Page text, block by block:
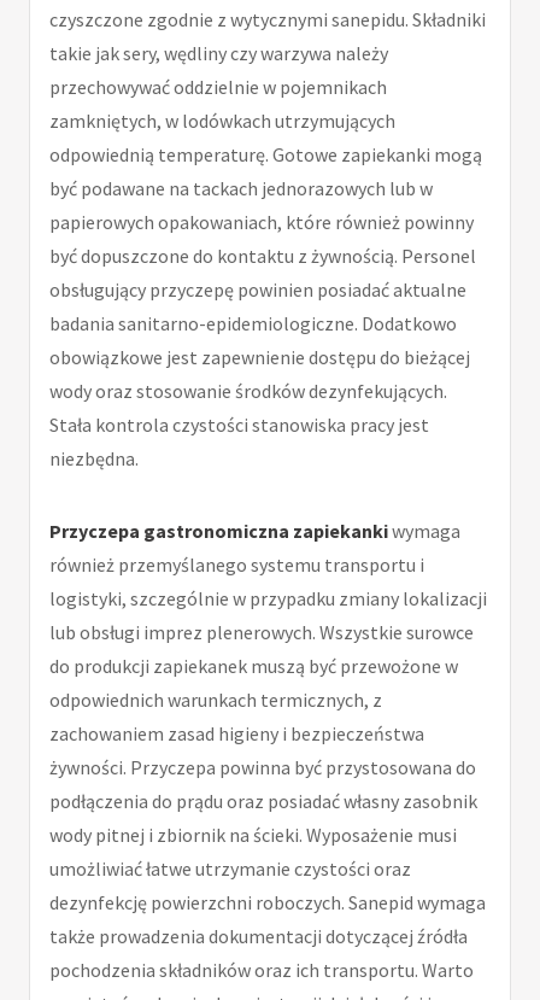
czyszczone zgodnie z wytycznymi sanepidu. Składniki
takie jak sery, wędliny czy warzywa należy
przechowywać oddzielnie w pojemnikach
zamkniętych, w lodówkach utrzymujących
odpowiednią temperaturę. Gotowe zapiekanki mogą
być podawane na tackach jednorazowych lub w
papierowych opakowaniach, które również powinny
być dopuszczone do kontaktu z żywnością. Personel
obsługujący przyczepę powinien posiadać aktualne
badania sanitarno-epidemiologiczne. Dodatkowo
obowiązkowe jest zapewnienie dostępu do bieżącej
wody oraz stosowanie środków dezynfekujących.
Stała kontrola czystości stanowiska pracy jest
niezbędna.
Przyczepa gastronomiczna zapiekankiwymaga
również przemyślanego systemu transportu i
logistyki, szczególnie w przypadku zmiany lokalizacji
lub obsługi imprez plenerowych. Wszystkie surowce
do produkcji zapiekanek muszą być przewożone w
odpowiednich warunkach termicznych, z
zachowaniem zasad higieny i bezpieczeństwa
żywności. Przyczepa powinna być przystosowana do
podłączenia do prądu oraz posiadać własny zasobnik
wody pitnej i zbiornik na ścieki. Wyposażenie musi
umożliwiać łatwe utrzymanie czystości oraz
dezynfekcję powierzchni roboczych. Sanepid wymaga
także prowadzenia dokumentacji dotyczącej źródła
pochodzenia składników oraz ich transportu. Warto